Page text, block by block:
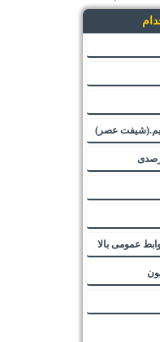
عصر)
عمومی بالا